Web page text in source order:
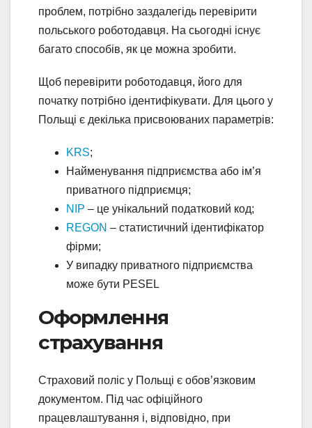
проблем, потрібно заздалегідь перевірити
польського роботодавця. На сьогодні існує
багато способів, як це можна зробити.
Щоб перевірити роботодавця, його для
початку потрібно ідентифікувати. Для цього у
Польщі є декілька присвоюваних параметрів:
KRS;
Найменування підприємства або ім’я
приватного підприємця;
NIP – це унікальний податковий код;
REGON – статистичний ідентифікатор
фірми;
У випадку приватного підприємства
може бути PESEL
Оформлення
страхування
Страховий поліс у Польщі є обов’язковим
документом. Під час офіційного
працевлаштування і, відповідно, при